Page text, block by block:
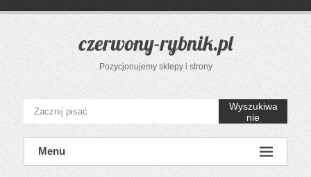
czerwony-rybnik.pl
Pozycjonujemy sklepy i strony
Wyszukiwa
nie
Menu